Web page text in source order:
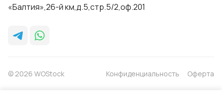
«Балтия»,26-й км,д.5,стр.5/2,оф.201
© 2026 WOStock Конфиденциальность Оферта